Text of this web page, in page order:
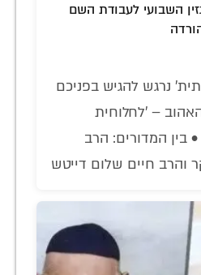
השבועי לעבודת השם
נרגש להגיש בפניכם
– 'לחלוחית
(גיליון 247) • בין המדורים: הרב
והרב חיים שלום דייטש